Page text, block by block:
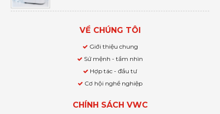
VỀ CHÚNG TÔI
Giới thiệu chung
Sứ mệnh - tầm nhìn
Hợp tác - đầu tư
Cơ hội nghề nghiệp
CHÍNH SÁCH VWC